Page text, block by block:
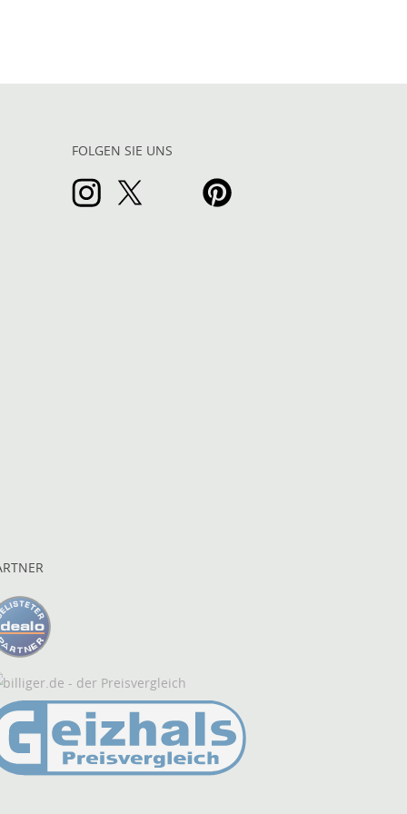
FOLGEN SIE UNS